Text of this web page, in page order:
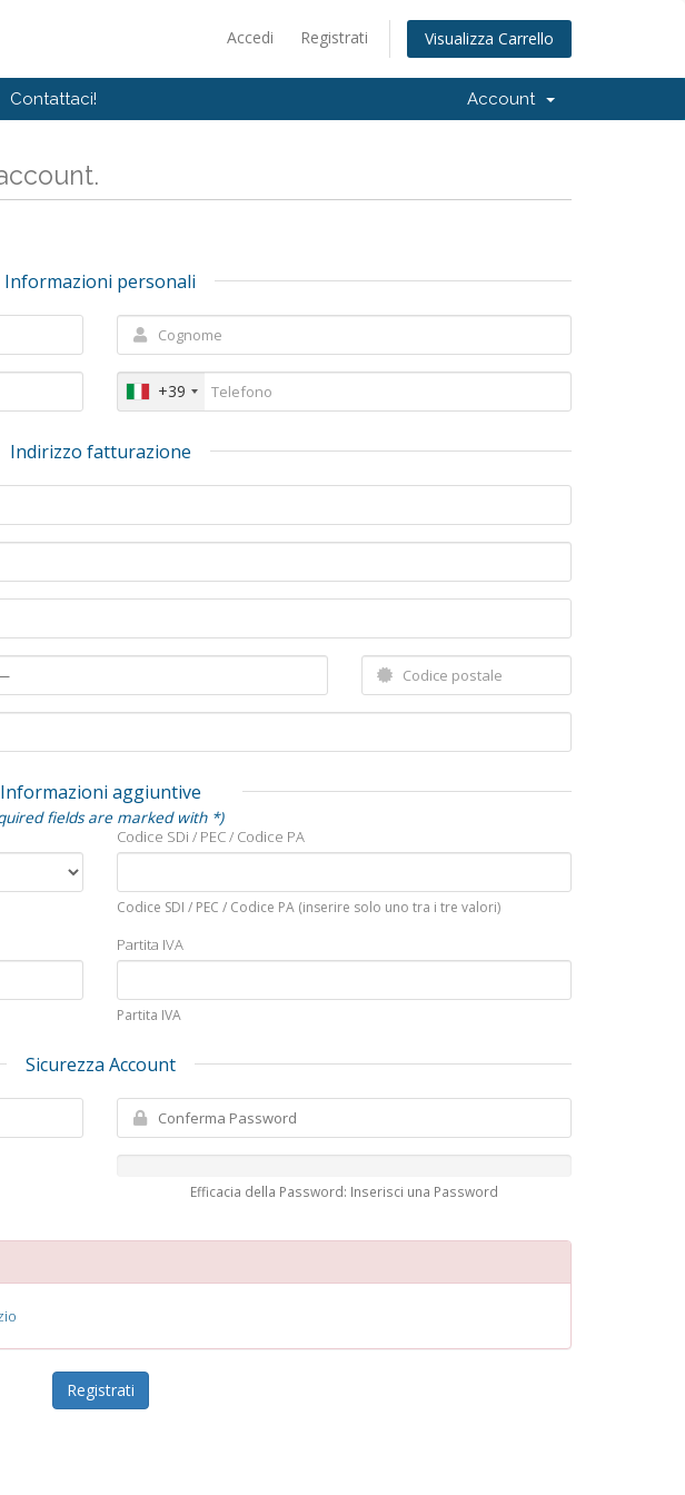
Accedi Registrati Visualizza Carrello
Contattaci! Account
Informazioni personali
+39
Indirizzo fatturazione
Informazioni aggiuntive
fields are marked with *)
Codice SDi / PEC / Codice PA
Codice SDI / PEC / Codice PA (inserire solo uno tra i tre valori)
Partita IVA
Partita IVA
Sicurezza Account
Efficacia della Password: Inserisci una Password